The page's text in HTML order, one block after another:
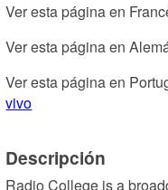
Ver esta página en
Ver esta página en
Ver esta página en
vivo
Descripción
Radio College is a